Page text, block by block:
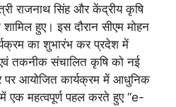
राजनाथ सिंह और केंद्रीय कृषि
शामिल हुए। इस दौरान सीएम मोहन
का शुभारंभ कर प्रदेश में
तकनीक संचालित कृषि को नई
पर आयोजित कार्यक्रम में आधुनिक
एक महत्वपूर्ण पहल करते हुए “e-